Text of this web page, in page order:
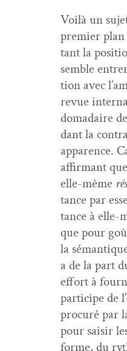
Voilà un
pre­mier plan
tant la
sem­ble
tion avec
revue
do­madaire
dant la
apparence.
affir­mant
elle-même
tance par
tance à elle-
que pour
la
a de la part
effort à
par­ticipe de
procuré par
pour saisir
forme, du